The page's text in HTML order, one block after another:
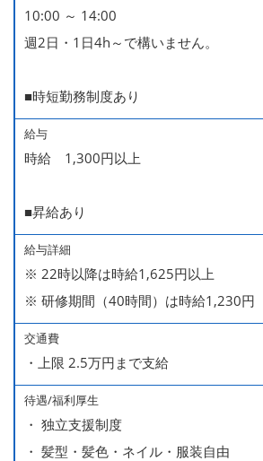
10:00 ～ 14:00
週2日・1日4h～で構いません。
■時短勤務制度あり
給与
時給 1,300円以上
■昇給あり
給与詳細
※ 22時以降は時給1,625円以上
※ 研修期間（40時間）は時給1,230円
交通費
・上限 2.5万円まで支給
待遇/福利厚生
・ 独立支援制度
・ 髪型・髪色・ネイル・服装自由